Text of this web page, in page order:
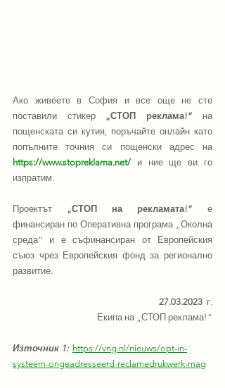
Ако живеете в София и все още не сте
поставили стикер
„СТОП реклама!“ на
пощенската си кутия, поръчайте онлайн като
попълните точния си пощенски адрес на
https://www.stopreklama.net/ и ние ще ви го
изпратим.
Проектът „СТОП на рекламата!“ е
финансиран по Оперативна програма „Околна
среда“ и е съфинансиран от Европейския
съюз чрез Европейския фонд за регионално
развитие.
27.03.2023 г.
Екипа на „СТОП реклама!“
Източник 1: https://vng.nl/nieuws/opt-in-
systeem-ongeadresseerd-reclamedrukwerk-mag